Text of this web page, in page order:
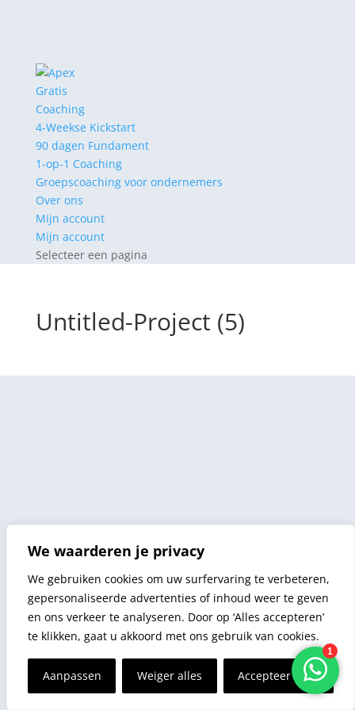
We waarderen je privacy
We gebruiken cookies om uw surfervaring te verbeteren,
gepersonaliseerde advertenties of inhoud weer te geven
en ons verkeer te analyseren. Door op ‘Alles accepteren’
te klikken, gaat u akkoord met ons gebruik van cookies.
Aanpassen Weiger alles Accepteer alles
Gratis
Coaching
4-Weekse Kickstart
90 dagen Fundament
1-op-1 Coaching
Groepscoaching voor ondernemers
Over ons
Mijn account
Mijn account
Selecteer een pagina
Untitled-Project (5)